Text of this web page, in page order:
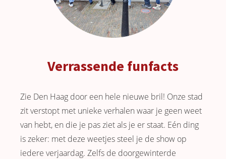
Verrassende funfacts
Zie Den Haag door een hele nieuwe bril! Onze stad
zit verstopt met unieke verhalen waar je geen weet
van hebt, en die je pas ziet als je er staat. Eén ding
is zeker: met deze weetjes steel je de show op
iedere verjaardag. Zelfs de doorgewinterde